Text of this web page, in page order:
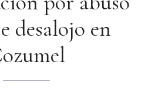
desalojo en